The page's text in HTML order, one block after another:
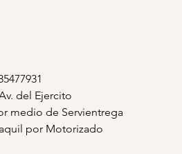
del Ejercito
medio de Servientrega
por Motorizado